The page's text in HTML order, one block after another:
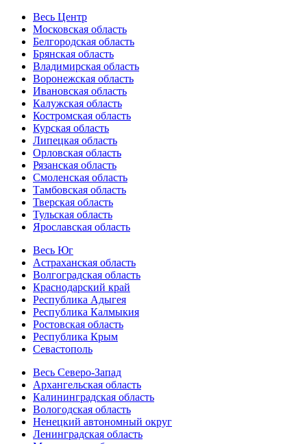
Весь Центр
Московская область
Белгородская область
Брянская область
Владимирская область
Воронежская область
Ивановская область
Калужская область
Костромская область
Курская область
Липецкая область
Орловская область
Рязанская область
Смоленская область
Тамбовская область
Тверская область
Тульская область
Ярославская область
Весь Юг
Астраханская область
Волгоградская область
Краснодарский край
Республика Адыгея
Республика Калмыкия
Ростовская область
Республика Крым
Севастополь
Весь Северо-Запад
Архангельская область
Калининградская область
Вологодская область
Ненецкий автономный округ
Ленинградская область